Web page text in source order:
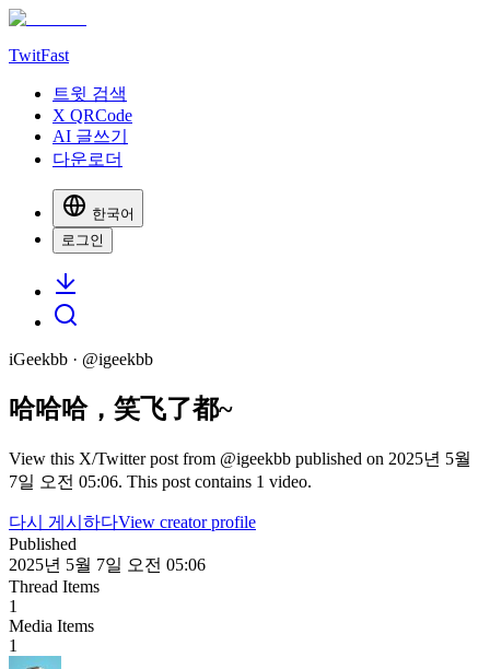
TwitFast
트윗 검색
X QRCode
AI 글쓰기
다운로더
한국어
로그인
iGeekbb · @igeekbb
哈哈哈，笑飞了都~
View this X/Twitter post from @igeekbb published on 2025년 5월
7일 오전 05:06. This post contains 1 video.
다시 게시하다View creator profile
Published
2025년 5월 7일 오전 05:06
Thread Items
1
Media Items
1